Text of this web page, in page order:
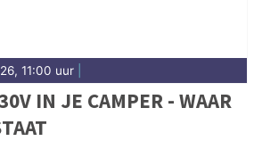
11:00 uur
IN JE CAMPER - WAAR